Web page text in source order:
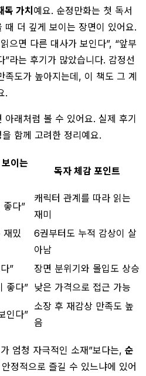
독 가치예요. 순정만화는 첫 독서
더 깊게 보이는 장면이 있어요.
으면 다른 대사가 보인다”, “앞부
라는 후기가 많았습니다. 감정선
족도가 높아지는데, 이 책도 그 계
.
아래처럼 볼 수 있어요. 실제 후기
함께 고려한 정리예요.
이는
독자 체감 포인트
좋다”
캐릭터 관계를 따라 읽는
재미
재밌
6권부터도 누적 감상이 살
아남
”
장면 분위기와 몰입도 상승
좋다” 낮은 가격으로 접근 가능
인다”
소장 후 재감상 만족도 높
음
엄청 자극적인 소재”보다는, 순
정적으로 즐길 수 있느냐에 있어